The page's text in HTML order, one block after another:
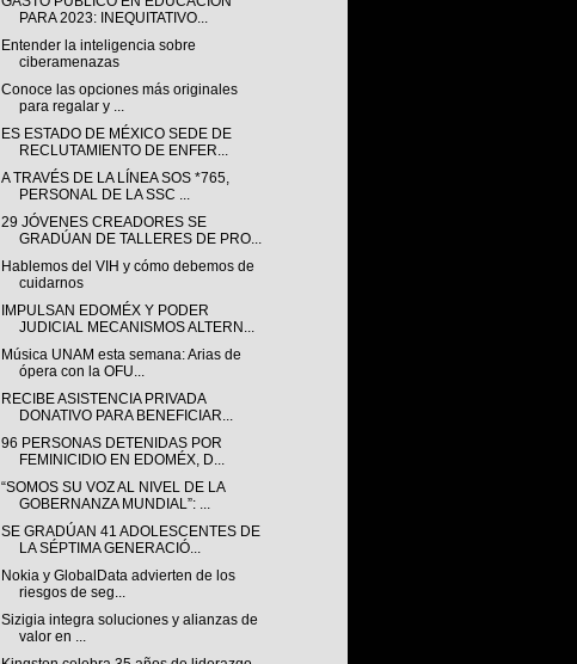
PARA 2023: INEQUITATIVO...
Entender la inteligencia sobre
ciberamenazas
Conoce las opciones más originales
para regalar y ...
ES ESTADO DE MÉXICO SEDE DE
RECLUTAMIENTO DE ENFER...
A TRAVÉS DE LA LÍNEA SOS *765,
PERSONAL DE LA SSC ...
29 JÓVENES CREADORES SE
GRADÚAN DE TALLERES DE PRO...
Hablemos del VIH y cómo debemos de
cuidarnos
IMPULSAN EDOMÉX Y PODER
JUDICIAL MECANISMOS ALTERN...
Música UNAM esta semana: Arias de
ópera con la OFU...
RECIBE ASISTENCIA PRIVADA
DONATIVO PARA BENEFICIAR...
96 PERSONAS DETENIDAS POR
FEMINICIDIO EN EDOMÉX, D...
“SOMOS SU VOZ AL NIVEL DE LA
GOBERNANZA MUNDIAL”: ...
SE GRADÚAN 41 ADOLESCENTES DE
LA SÉPTIMA GENERACIÓ...
Nokia y GlobalData advierten de los
riesgos de seg...
Sizigia integra soluciones y alianzas de
valor en ...